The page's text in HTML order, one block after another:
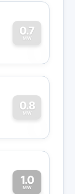
0.7
MW
0
0.8
MW
0
1.0
MW